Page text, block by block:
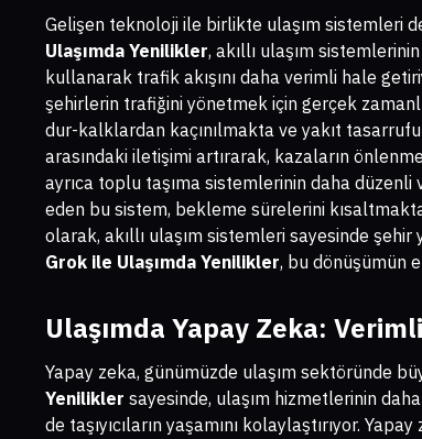
Gelişen teknoloji ile birlikte ulaşım sistemleri
Ulaşımda Yenilikler, akıllı ulaşım
kullanarak trafik akışını daha verimli hale
şehirlerin trafiğini yönetmek için gerçek
dur-kalklardan kaçınılmakta ve yakıt
arasındaki iletişimi artırarak, kazaların
ayrıca toplu taşıma sistemlerinin daha düzenli
eden bu sistem, bekleme sürelerini
olarak, akıllı ulaşım sistemleri sayesinde
Grok ile Ulaşımda Yenilikler, bu dönüşümün
Ulaşımda Yapay Zeka:
Yapay zeka, günümüzde ulaşım sektöründe
Yenilikler sayesinde, ulaşım hizmetlerinin
de taşıyıcıların yaşamını kolaylaştırıyor.